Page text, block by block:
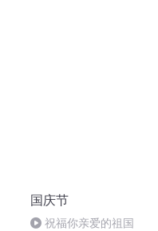
国庆节
祝福你亲爱的祖国